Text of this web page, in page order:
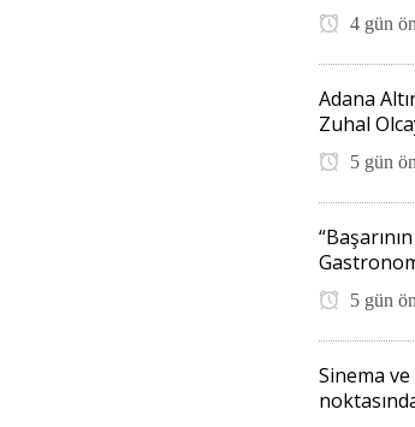
4 gün
Adana
Zuhal
5 gün
5 gün
Sinema